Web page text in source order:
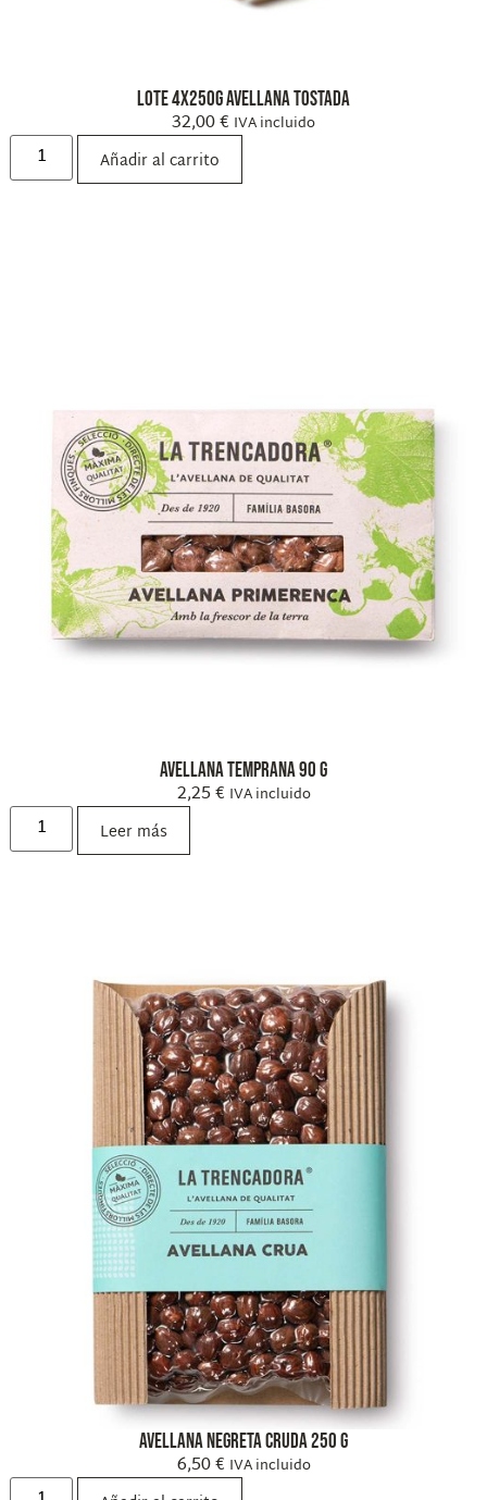
Lote 4x250g Avellana Tostada
32,00€ IVA incluido
Añadir al carrito
Avellana Temprana 90 g
2,25€ IVA incluido
Leer más
Avellana Negreta Cruda 250 g
6,50€ IVA incluido